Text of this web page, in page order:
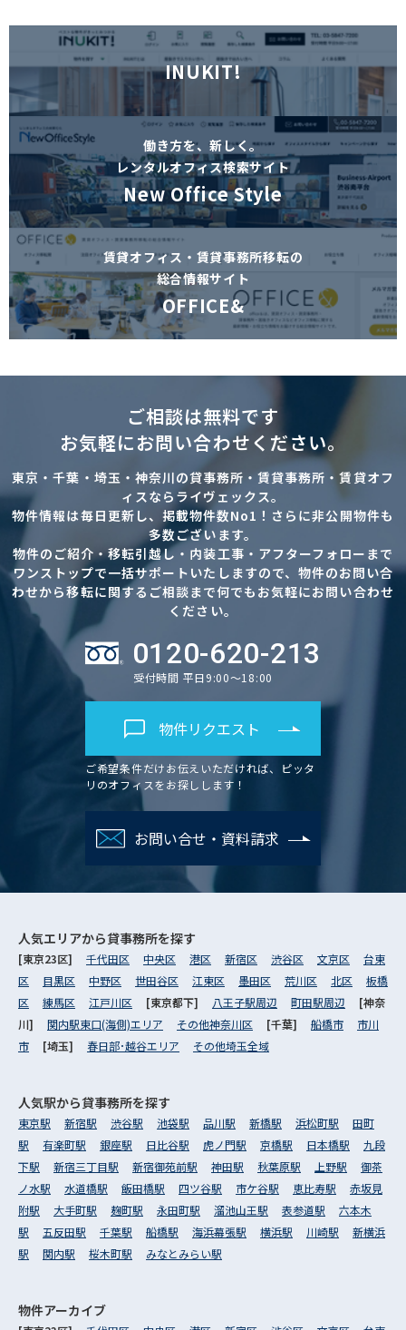
INUKIT!
働き方を、新しく。
レンタルオフィス検索サイト
New Office Style
賃貸オフィス・賃貸事務所移転の
総合情報サイト
OFFICE&
ご相談は無料です
お気軽にお問い合わせください。
東京・千葉・埼玉・神奈川の貸事務所・賃貸事務所・賃貸オフ
ィスならライヴェックス。
物件情報は毎日更新し、掲載物件数No1！さらに非公開物件も
多数ございます。
物件のご紹介・移転引越し・内装工事・アフターフォローまで
ワンストップで一括サポートいたしますので、物件のお問い合
わせから移転に関するご相談まで何でもお気軽にお問い合わせ
ください。
0120-620-213
受付時間 平日9:00～18:00
物件リクエスト
ご希望条件だけお伝えいただければ、ピッタ
リのオフィスをお探しします！
お問い合せ・資料請求
人気エリアから貸事務所を探す
[東京23区] 千代田区 中央区 港区 新宿区 渋谷区 文京区
台東
区
目黒区 中野区 世田谷区 江東区 墨田区 荒川区 北区
板橋
区
練馬区 江戸川区 [東京都下] 八王子駅周辺 町田駅周辺
[神奈
川] 関内駅東口(海側)エリア その他神奈川区 [千葉] 船橋市
市川
市
[埼玉] 春日部･越谷エリア その他埼玉全域
人気駅から貸事務所を探す
東京駅 新宿駅 渋谷駅 池袋駅 品川駅 新橋駅 浜松町駅
田町
駅
有楽町駅 銀座駅 日比谷駅 虎ノ門駅 京橋駅 日本橋駅
九段
下駅
新宿三丁目駅 新宿御苑前駅 神田駅 秋葉原駅 上野駅
御茶
ノ水駅
水道橋駅 飯田橋駅 四ツ谷駅 市ケ谷駅 恵比寿駅
赤坂見
附駅
大手町駅 麹町駅 永田町駅 溜池山王駅 表参道駅
六本木
駅
五反田駅 千葉駅 船橋駅 海浜幕張駅 横浜駅 川崎駅
新横浜
駅
関内駅 桜木町駅 みなとみらい駅
物件アーカイブ